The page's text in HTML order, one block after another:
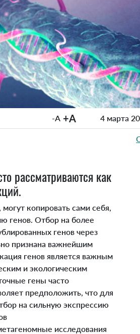
-A +A 4 марта
рассматриваются как
копировать сами себя,
генов. Отбор на более
генов через
признана важнейшим
генов является важным
и экологическим
гены часто
предположить, что для
на сильную экспрессию
исследования